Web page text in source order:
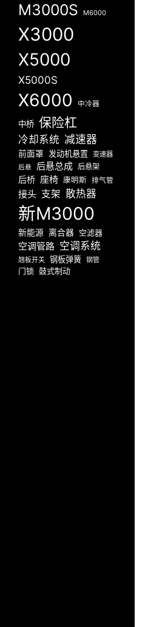
M3000S M6000
X3000
X5000
X5000S
X6000 中冷器
中桥 保险杠
冷却系统 减速器
前面罩 发动机悬置 变速器
后悬 后悬总成 后悬架
后桥 座椅 康明斯 排气管
接头 支架 散热器
新M3000
新能源 离合器 空滤器
空调管路 空调系统
翘板开关 钢板弹簧 钢管
门锁 鼓式制动